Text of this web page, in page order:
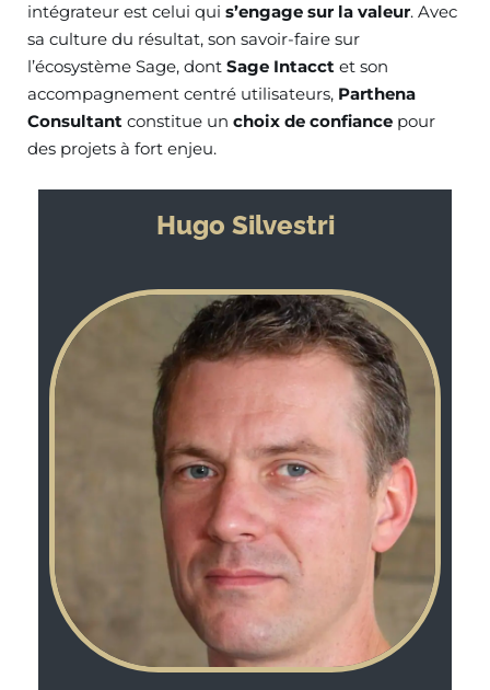
intégrateur est celui qui s’engage sur la valeur. Avec
sa culture du résultat, son savoir-faire sur
l’écosystème Sage, dont Sage Intacct et son
accompagnement centré utilisateurs, Parthena
Consultant constitue un choix de confiance pour
des projets à fort enjeu.
Hugo Silvestri